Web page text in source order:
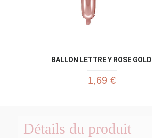
BALLON LETTRE Y ROSE GOLD
1,69 €
Détails du produit